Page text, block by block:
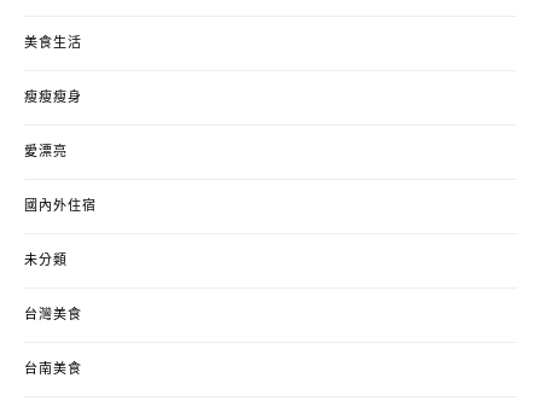
美食生活
瘦瘦瘦身
愛漂亮
國內外住宿
未分類
台灣美食
台南美食